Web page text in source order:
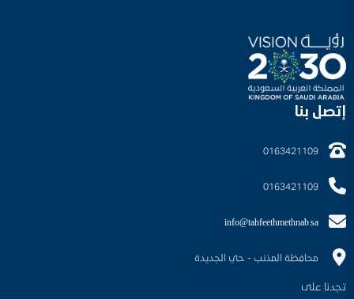
إتصل بنا
0163421109
0163421109
info@tahfeethmethnab.sa
محافظة المذنب - حي الجديدة
تجدنا على